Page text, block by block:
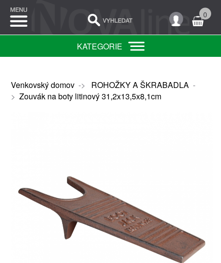
0
KATEGORIE
Venkovský domov-> ROHOŽKY A ŠKRABADLA-
> Zouvák na boty litinový 31,2x13,5x8,1cm